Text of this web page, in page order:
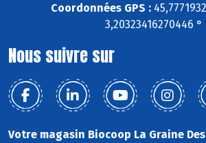
Coordonnées GPS :
3,20323416270446 °
Nous suivre sur
Votre magasin Biocoop La Graine